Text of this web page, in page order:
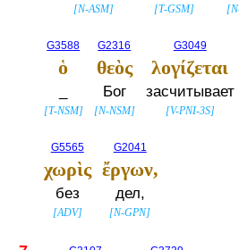
[N-ASM] [T-GSM] [
G3588
ὁ
[T-NSM]
G2316
θεὸς
Бог
[N-NSM]
G3049
λογίζεται
засчитывает
[V-PNI-3S]
G5565
χωρὶς
без
[ADV]
G2041
ἔργων,
дел,
[N-GPN]